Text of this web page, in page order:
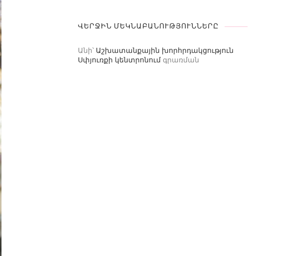
ՎԵՐՋԻՆ ՄԵԿՆԱԲԱՆՈՒԹՅՈՒՆՆԵՐԸ
Անի՝ Աշխատանքային խորհրդակցություն
Սփյուռքի կենտրոնում գրառման